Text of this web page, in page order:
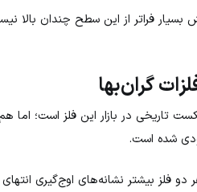
فراتر از این سطح چندان بالا
گران‌بها
در بازار این فلز است؛ اما
شده است.
فلز بیشتر نشانه‌های اوج‌گیری